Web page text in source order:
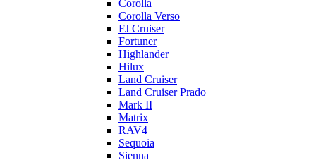
Corolla
Corolla Verso
FJ Cruiser
Fortuner
Highlander
Hilux
Land Cruiser
Land Cruiser Prado
Mark II
Matrix
RAV4
Sequoia
Sienna